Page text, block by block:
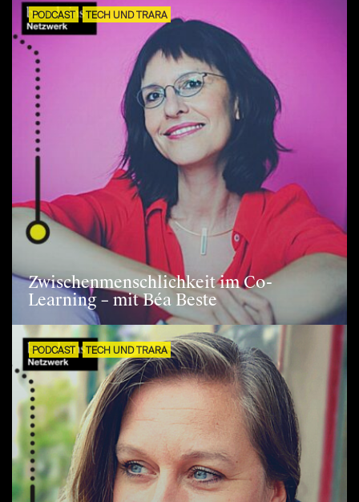
PODCAST TECH UND TRARA
Zwischenmenschlichkeit im Co-
Learning – mit Béa Beste
PODCAST TECH UND TRARA